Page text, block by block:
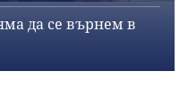
да се върнем в